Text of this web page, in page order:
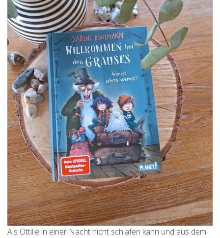
Als Ottilie in einer Nacht nicht schlafen kann und aus dem